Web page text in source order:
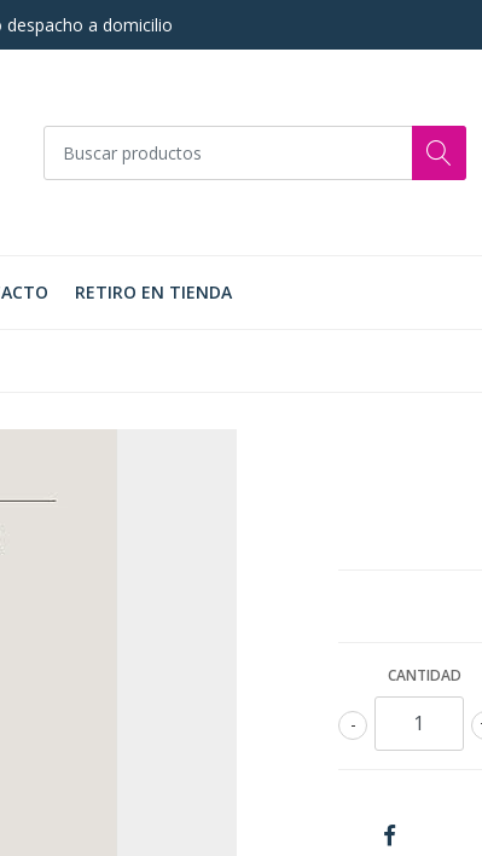
despacho a domicilio
RETIRO EN TIENDA
CANTIDAD
-